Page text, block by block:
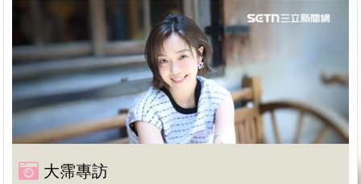
大霈專訪